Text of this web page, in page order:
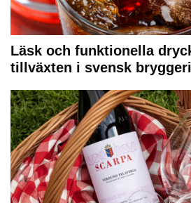
Läsk och funktionella
tillväxten i svensk